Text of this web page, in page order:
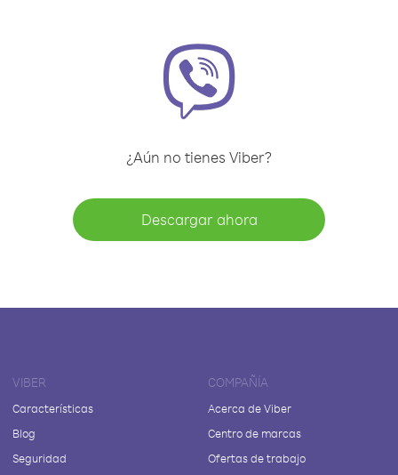
¿Aún no tienes Viber?
Descargar ahora
VIBER
Características
Blog
Seguridad
COMPAÑÍA
Acerca de Viber
Centro de marcas
Ofertas de trabajo